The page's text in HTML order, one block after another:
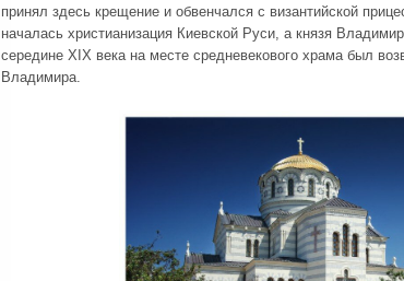
принял здесь крещение и обвенчался с византийской
началась христианизация Киевской Руси, а князя
середине XIX века на месте средневекового храма был
Владимира.